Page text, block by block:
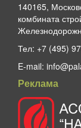
140165,
комбината
Тел: +7 (495)
E-mail:
Реклама